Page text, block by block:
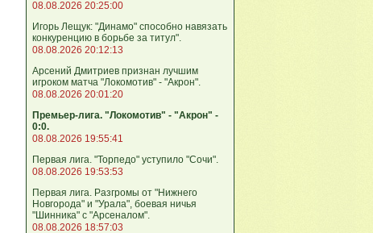
08.08.2026 20:25:00
Игорь Лещук: "Динамо" способно навязать
конкуренцию в борьбе за титул".
08.08.2026 20:12:13
Арсений Дмитриев признан лучшим
игроком матча "Локомотив" - "Акрон".
08.08.2026 20:01:20
Премьер-лига. "Локомотив" - "Акрон" -
0:0.
08.08.2026 19:55:41
Первая лига. "Торпедо" уступило "Сочи".
08.08.2026 19:53:53
Первая лига. Разгромы от "Нижнего
Новгорода" и "Урала", боевая ничья
"Шинника" с "Арсеналом".
08.08.2026 18:57:03